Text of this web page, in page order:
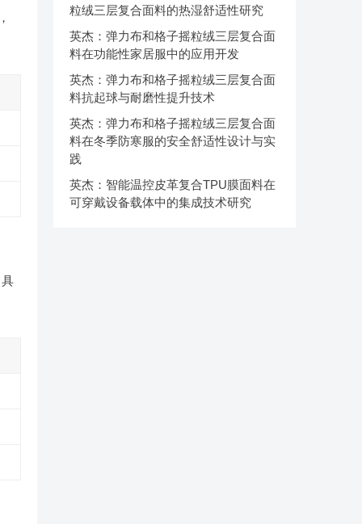
粒绒三层复合面料的热湿舒适性研究
英杰：弹力布和格子摇粒绒三层复合面
料在功能性家居服中的应用开发
英杰：弹力布和格子摇粒绒三层复合面
料抗起球与耐磨性提升技术
英杰：弹力布和格子摇粒绒三层复合面
料在冬季防寒服的安全舒适性设计与实
践
英杰：智能温控皮革复合TPU膜面料在
可穿戴设备载体中的集成技术研究